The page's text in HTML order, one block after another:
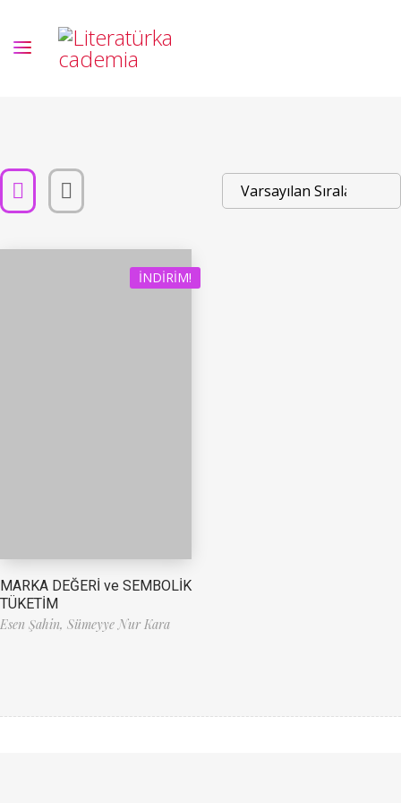
İNDIRIM!
MARKA DEĞERİ ve SEMBOLİK
TÜKETİM
Esen Şahin, Sümeyye Nur Kara